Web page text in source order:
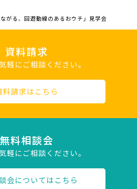
ながる、回遊動線のあるおウチ」見学会
資料請求
軽にご相談ください。
料請求はこちら
無料相談会
軽にご相談ください。
会についてはこちら